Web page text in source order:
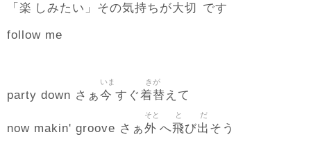
「 楽 しみたい」その気持ちが大切 です
follow me
party down さぁ今
いま
すぐ着替
きが
えて
now makin' groove さぁ外
そと
へ飛
と
び出
だ
そう